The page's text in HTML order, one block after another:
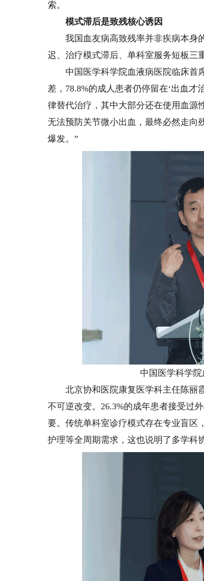
索。
模式滞后是致残核心诱因
我国血友病高致残率并非疾病本身
迟、治疗模式滞后、单科室服务短板三
中国医学科学院血液病医院临床首
差，78.8%的成人患者仍停留在‘出血才
律替代治疗，其中大部分还在使用血源
无法预防关节微小出血，最终必然走向
爆发。”
中国医学科学
北京协和医院康复医学科主任陈丽霞
不可逆改变。26.3%的成年患者接受过
要。传统单科室诊疗模式存在专业盲区
护理等全周期需求，这也说明了多学科